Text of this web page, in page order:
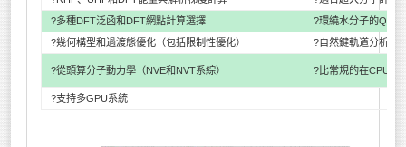
?多種DFT泛函和DFT網點計算選擇
?環繞水分子的QM/
?幾何構型和過渡態優化（包括限制性優化）
?自然鍵軌道分析
?從頭算分子動力學（NVE和NVT系綜） ?比常規的在CPU上
?支持多GPU系統